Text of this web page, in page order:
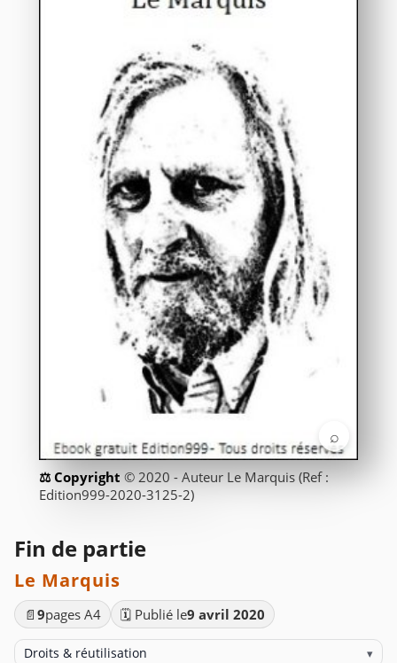
⌕
© 2020 - Auteur Le Marquis (Ref :
Edition999-2020-3125-2)
Fin de partie
Le Marquis
📄 9pages A4 🗓️ Publié le9 avril 2020
Droits & réutilisation ▾